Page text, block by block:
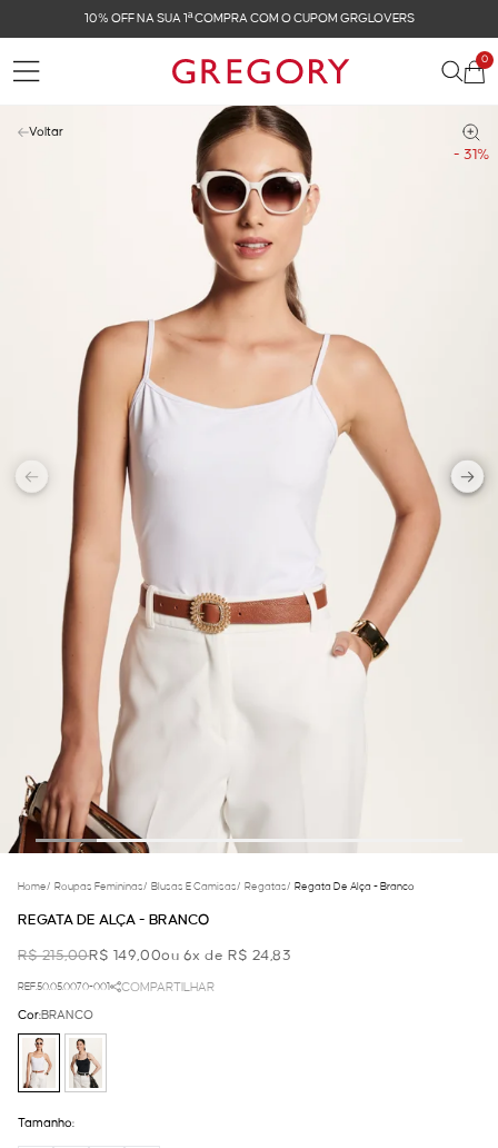
SUA 1ª COMPRA COM O CUPOM GRGLOVERS
0
- 31%
Voltar
Home/ Roupas Femininas/ Blusas E Camisas/ Regatas/ Regata De Alça - Branco
REGATA DE ALÇA - BRANCO
R$ 215,00R$ 149,00ou 6x de R$ 24,83
REF.50.05.0070-001 COMPARTILHAR
Cor:BRANCO
Tamanho: